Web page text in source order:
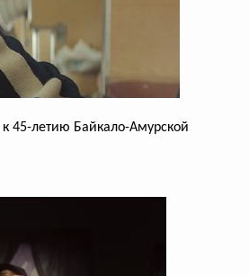
45-летию Байкало-Амурской